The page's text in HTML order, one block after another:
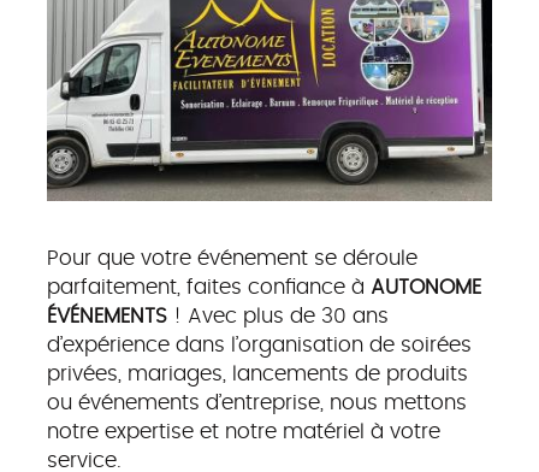
Pour que votre événement se déroule
parfaitement, faites confiance à AUTONOME
ÉVÉNEMENTS! Avec plus de 30 ans
d’expérience dans l’organisation de soirées
privées, mariages, lancements de produits
ou événements d’entreprise, nous mettons
notre expertise et notre matériel à votre
service.